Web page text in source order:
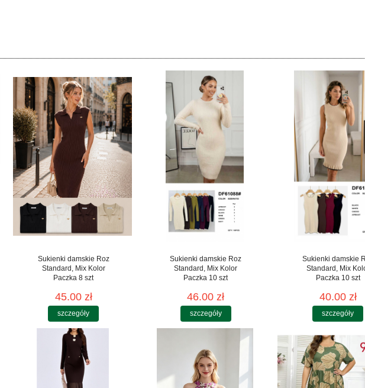
Sukienki damskie Roz
Standard, Mix Kolor
Paczka 8 szt
45.00 zł
szczegóły
Sukienki damskie Roz
Standard, Mix Kolor
Paczka 10 szt
46.00 zł
szczegóły
Sukienki damskie
Standard, Mix
Paczka 10 szt
40.00 zł
szczegóły